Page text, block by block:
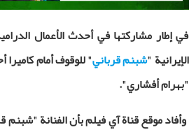
في إطار مشاركتها في أحدث الأعمال
الإيرانية "شبنم قرباني" للوقوف أمام
"بهرام أفشاري".
وأفاد موقع قناة آي فيلم بأن الفنانة